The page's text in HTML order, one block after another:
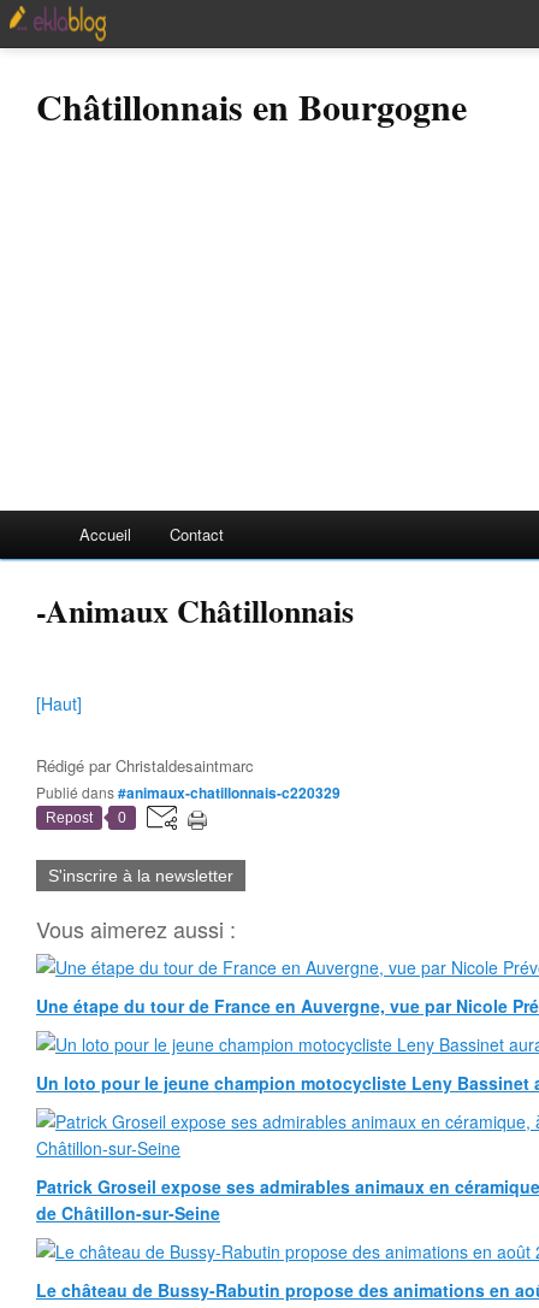
Châtillonnais en Bourgogne
Accueil Contact
-Animaux Châtillonnais
[Haut]
Rédigé parChristaldesaintmarc
Publié dans#animaux-chatillonnais-c220329
Repost 0
S'inscrire à la newsletter
Vous aimerez aussi :
Une étape du tour de France en Auvergne, vue par Nicole
Un loto pour le jeune champion motocycliste Leny Bassinet
Patrick Groseil expose ses admirables animaux en
de Châtillon-sur-Seine
Le château de Bussy-Rabutin propose des animations en